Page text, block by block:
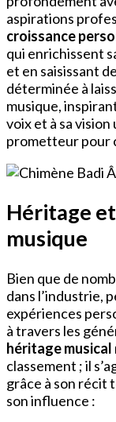
aspirations
croissance
qui enrichissent
et en saisissant
déterminée à
musique,
voix et à sa
prometteur pour
Héritage
musique
Bien que de
dans l’industrie,
expériences
à travers les
héritage musical
classement ; il
grâce à son récit
son influence :